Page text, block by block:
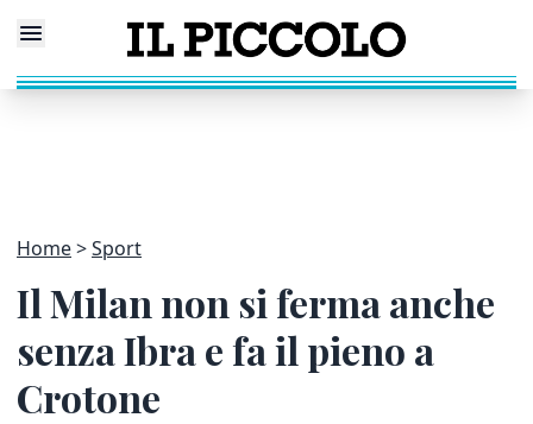
Home Sport
Il Milan non si ferma anche
senza Ibra e fa il pieno a
Crotone